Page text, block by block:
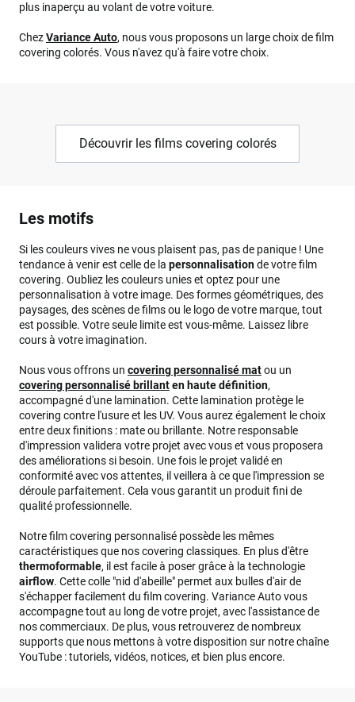
plus inaperçu au volant de votre voiture.
ChezVariance Auto, nous vous proposons un large choix de film
covering colorés. Vous n'avez qu'à faire votre choix.
Découvrir les films covering colorés
Les motifs
Si les couleurs vives ne vous plaisent pas, pas de panique ! Une
tendance à venir est celle de la personnalisationde votre film
covering. Oubliez les couleurs unies et optez pour une
personnalisation à votre image. Des formes géométriques, des
paysages, des scènes de films ou le logo de votre marque, tout
est possible. Votre seule limite est vous-même. Laissez libre
cours à votre imagination.
Nous vous offrons un covering personnalisé matou un
covering personnalisé brillanten haute définition,
accompagné d'une lamination. Cette lamination protège le
covering contre l'usure et les UV. Vous aurez également le choix
entre deux finitions : mate ou brillante. Notre responsable
d'impression validera votre projet avec vous et vous proposera
des améliorations si besoin. Une fois le projet validé en
conformité avec vos attentes, il veillera à ce que l'impression se
déroule parfaitement. Cela vous garantit un produit fini de
qualité professionnelle.
Notre film covering personnalisé possède les mêmes
caractéristiques que nos covering classiques. En plus d'être
thermoformable, il est facile à poser grâce à la technologie
airflow. Cette colle "nid d'abeille" permet aux bulles d'air de
s'échapper facilement du film covering. Variance Auto vous
accompagne tout au long de votre projet, avec l'assistance de
nos commerciaux. De plus, vous retrouverez de nombreux
supports que nous mettons à votre disposition sur notre chaîne
YouTube : tutoriels, vidéos, notices, et bien plus encore.